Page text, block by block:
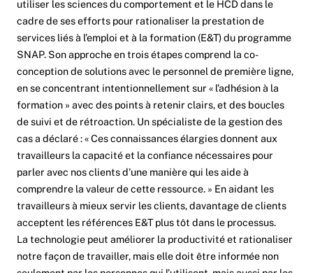
utiliser les sciences du comportement et le HCD dans le
cadre de ses efforts pour rationaliser la prestation de
services liés à l’emploi et à la formation (E&T) du programme
SNAP. Son approche en trois étapes comprend la co-
conception de solutions avec le personnel de première ligne,
en se concentrant intentionnellement sur « l’adhésion à la
formation » avec des points à retenir clairs, et des boucles
de suivi et de rétroaction. Un spécialiste de la gestion des
cas a déclaré : « Ces connaissances élargies donnent aux
travailleurs la capacité et la confiance nécessaires pour
parler avec nos clients d’une manière qui les aide à
comprendre la valeur de cette ressource. » En aidant les
travailleurs à mieux servir les clients, davantage de clients
acceptent les références E&T plus tôt dans le processus.
La technologie peut améliorer la productivité et rationaliser
notre façon de travailler, mais elle doit être informée non